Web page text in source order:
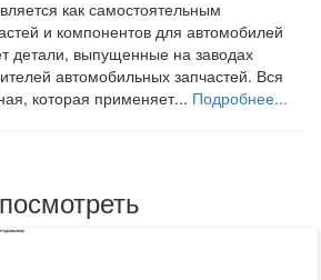
как самостоятельным
и компонентов для автомобилей
детали, выпущенные на заводах
автомобильных запчастей. Вся
которая применяет... Подробнее...